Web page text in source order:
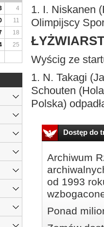
1. I. Niskanen
Olimpijscy
Wyścig ze
1. N. Takagi
Schouten
Polska)
Dostęp do
Archiwum
od 1993
Ponad
4
11
18
25